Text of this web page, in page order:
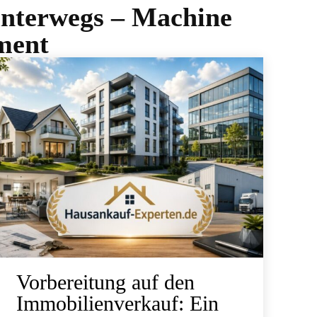
– Machine
Vorbereitung auf den
Immobilienverkauf: Ein